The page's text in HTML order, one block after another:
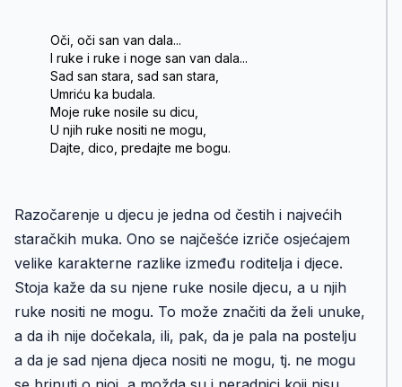
Oči, oči san van dala...
I ruke i ruke i noge san van dala...
Sad san stara, sad san stara,
Umriću ka budala.
Moje ruke nosile su dicu,
U njih ruke nositi ne mogu,
Dajte, dico, predajte me bogu.
Razočarenje u djecu je jedna od čestih i najvećih
staračkih muka. Ono se najčešće izriče osjećajem
velike karakterne razlike između roditelja i djece.
Stoja kaže da su njene ruke nosile djecu, a u njih
ruke nositi ne mogu. To može značiti da želi unuke,
a da ih nije dočekala, ili, pak, da je pala na postelju
a da je sad njena djeca nositi ne mogu, tj. ne mogu